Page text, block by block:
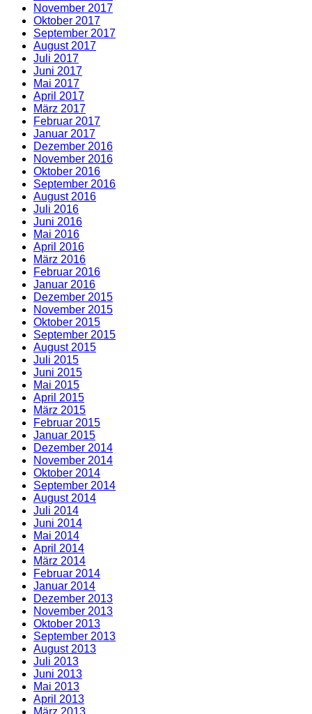
November 2017
Oktober 2017
September 2017
August 2017
Juli 2017
Juni 2017
Mai 2017
April 2017
März 2017
Februar 2017
Januar 2017
Dezember 2016
November 2016
Oktober 2016
September 2016
August 2016
Juli 2016
Juni 2016
Mai 2016
April 2016
März 2016
Februar 2016
Januar 2016
Dezember 2015
November 2015
Oktober 2015
September 2015
August 2015
Juli 2015
Juni 2015
Mai 2015
April 2015
März 2015
Februar 2015
Januar 2015
Dezember 2014
November 2014
Oktober 2014
September 2014
August 2014
Juli 2014
Juni 2014
Mai 2014
April 2014
März 2014
Februar 2014
Januar 2014
Dezember 2013
November 2013
Oktober 2013
September 2013
August 2013
Juli 2013
Juni 2013
Mai 2013
April 2013
März 2013